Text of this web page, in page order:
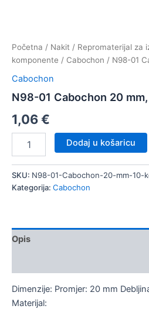
Početna / Nakit / Repromaterijal za
komponente / Cabochon / N98-01
Cabochon
N98-01 Cabochon 20
1,06€
20
mm,
Dodaj u košaricu
SKU: N98-01-Cabochon-20-mm-10-
Kategorija: Cabochon
Opis
Dimenzije: Promjer: 20 mm
Materijal: